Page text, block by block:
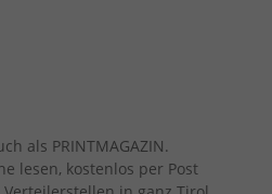
als PRINTMAGAZIN.
lesen, kostenlos per Post